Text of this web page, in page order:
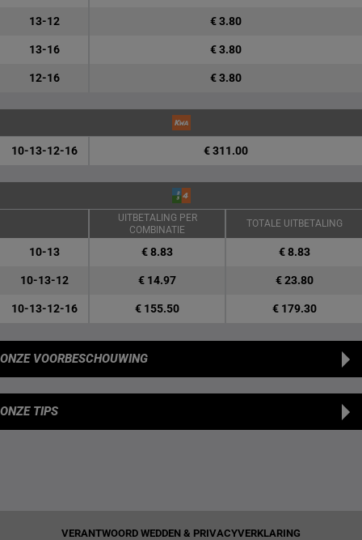
13-12 € 3.80
13-16 € 3.80
12-16 € 3.80
10-13-12-16 € 311.00
UITBETALING PER
COMBINATIE
TOTALE UITBETALING
10-13 € 8.83 € 8.83
10-13-12 € 14.97 € 23.80
10-13-12-16 € 155.50 € 179.30
ONZE VOORBESCHOUWING
ONZE TIPS
VERANTWOORD WEDDEN & PRIVACYVERKLARING